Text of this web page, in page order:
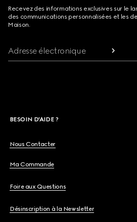
Recevez des informations exclusives sur le
des communications personnalisées et les
Maison.
Adresse électronique
BESOIN D'AIDE ?
Nous Contacter
Ma Commande
Foire aux Questions
Désinscription à la Newsletter